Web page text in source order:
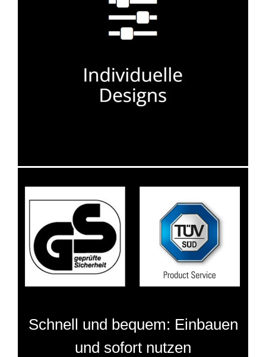
Schnell und bequem: Einbauen
und sofort nutzen